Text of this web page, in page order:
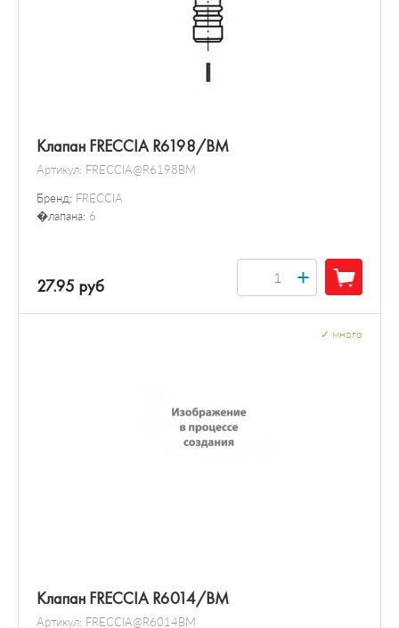
Клапан FRECCIA R6198/BM
Артикул: FRECCIA@R6198BM
Бренд: FRECCIA
�лапана: 6
27.95 руб +
Клапан FRECCIA R6014/BM
Артикул: FRECCIA@R6014BM
много